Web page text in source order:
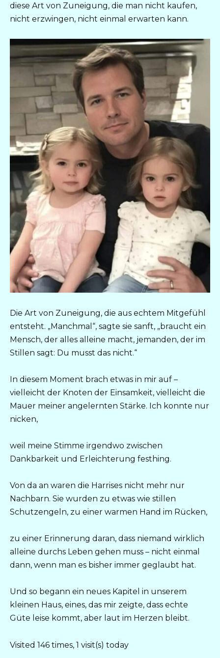
diese Art von Zuneigung, die man nicht kaufen,
nicht erzwingen, nicht einmal erwarten kann.
Die Art von Zuneigung, die aus echtem Mitgefühl
entsteht. „Manchmal“, sagte sie sanft, „braucht ein
Mensch, der alles alleine macht, jemanden, der im
Stillen sagt: Du musst das nicht.“
In diesem Moment brach etwas in mir auf –
vielleicht der Knoten der Einsamkeit, vielleicht die
Mauer meiner angelernten Stärke. Ich konnte nur
nicken,
weil meine Stimme irgendwo zwischen
Dankbarkeit und Erleichterung festhing.
Von da an waren die Harrises nicht mehr nur
Nachbarn. Sie wurden zu etwas wie stillen
Schutzengeln, zu einer warmen Hand im Rücken,
zu einer Erinnerung daran, dass niemand wirklich
alleine durchs Leben gehen muss – nicht einmal
dann, wenn man es bisher immer geglaubt hat.
Und so begann ein neues Kapitel in unserem
kleinen Haus, eines, das mir zeigte, dass echte
Güte leise kommt, aber laut im Herzen bleibt.
Visited 146 times, 1 visit(s) today